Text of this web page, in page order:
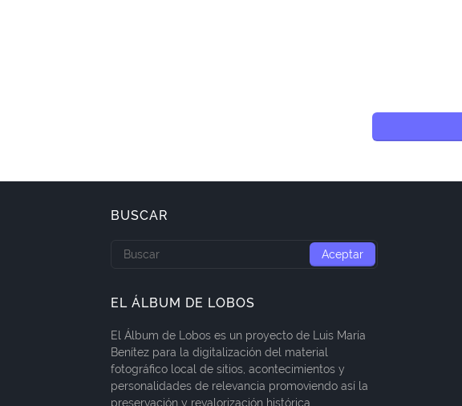
BUSCAR
EL ÁLBUM DE LOBOS
El Álbum de Lobos es un proyecto de Luis María
Benítez para la digitalización del material
fotográfico local de sitios, acontecimientos y
personalidades de relevancia promoviendo así la
preservación y revalorización histórica.